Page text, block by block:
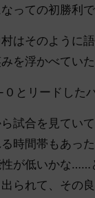
なっての初勝利
はそのように
を浮かべていた
とリードした
ら試合を見てい
時間帯もあっ
が低いかな……
られて、その